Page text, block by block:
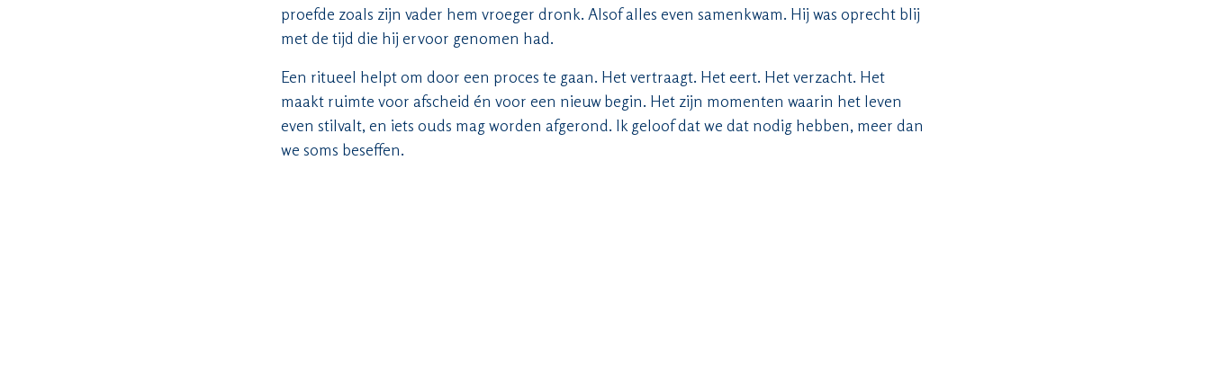
proefde zoals zijn vader hem vroeger dronk. Alsof alles even samenkwam. Hij was oprecht blij
met de tijd die hij ervoor genomen had.
Een ritueel helpt om door een proces te gaan. Het vertraagt. Het eert. Het verzacht. Het
maakt ruimte voor afscheid én voor een nieuw begin. Het zijn momenten waarin het leven
even stilvalt, en iets ouds mag worden afgerond. Ik geloof dat we dat nodig hebben, meer dan
we soms beseffen.